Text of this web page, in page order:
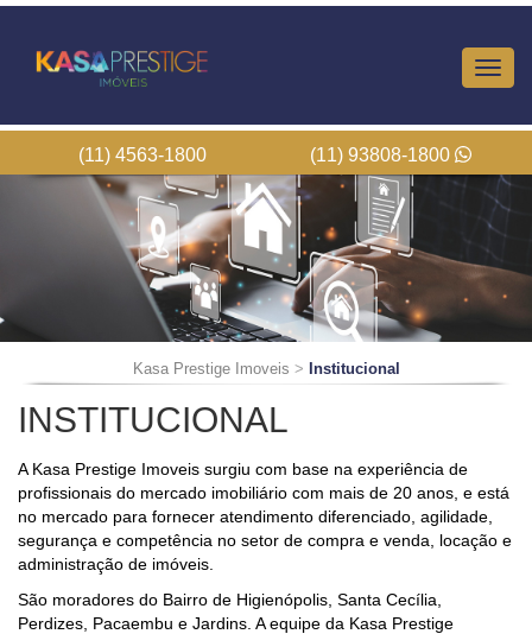
(11) 4563-1800 (11) 93808-1800
Kasa Prestige Imoveis > Institucional
INSTITUCIONAL
A Kasa Prestige Imoveis surgiu com base na experiência de
profissionais do mercado imobiliário com mais de 20 anos, e está
no mercado para fornecer atendimento diferenciado, agilidade,
segurança e competência no setor de compra e venda, locação e
administração de imóveis.
São moradores do Bairro de Higienópolis, Santa Cecília,
Perdizes, Pacaembu e Jardins. A equipe da Kasa Prestige